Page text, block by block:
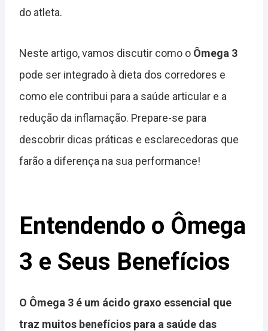
do atleta.
Neste artigo, vamos discutir como o Ômega 3
pode ser integrado à dieta dos corredores e
como ele contribui para a saúde articular e a
redução da inflamação. Prepare-se para
descobrir dicas práticas e esclarecedoras que
farão a diferença na sua performance!
Entendendo o Ômega
3 e Seus Benefícios
O Ômega 3 é um ácido graxo essencial que
traz muitos benefícios para a saúde das